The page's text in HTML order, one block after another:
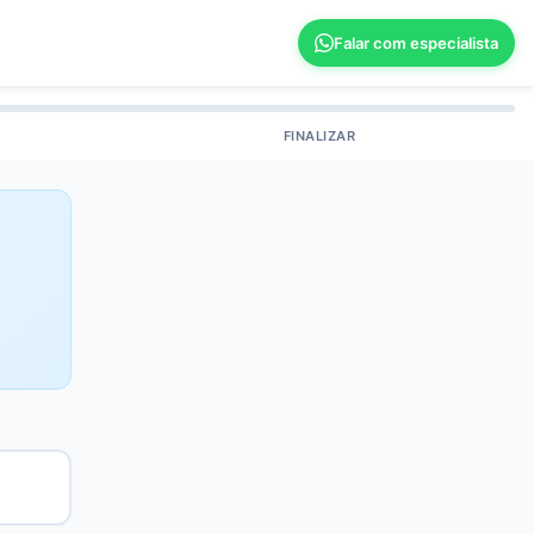
Falar com especialista
FINALIZAR